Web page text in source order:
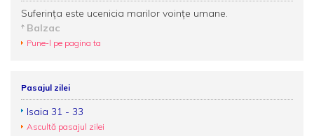
Suferinţa este ucenicia marilor voinţe umane.
Balzac
Pune-l pe pagina ta
Pasajul zilei
Isaia 31 - 33
Ascultă pasajul zilei